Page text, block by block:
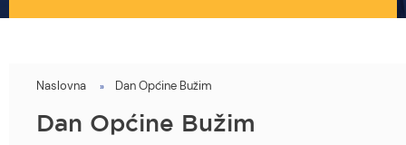
You
are
Naslovna Dan Općine Bužim
Dan Općine Bužim